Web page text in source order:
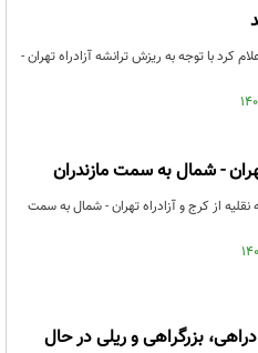
کرد با توجه به ریزش ترانشه آزادراه تهران -
- شمال به سمت مازندران
از کرج و آزادراه تهران - شمال به سمت
آزادراهی، بزرگراهی و ریلی در حال